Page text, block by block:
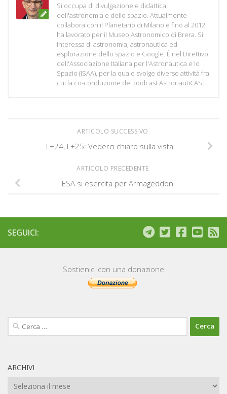
Si occupa di divulgazione e didattica
dell'astronomia e dello spazio. Attualmente
collabora con il Planetario di Milano e fino al 2012
ha lavorato per il Museo Astronomico di Brera. Si
interessa di astronomia, astronautica ed
esplorazione dello spazio e Google. È nel Direttivo
dell'Associazione Italiana per l'Astronautica e lo
Spazio (ISAA), per la quale svolge diverse attività fra
cui la co-conduzione del podcast AstronautiCAST.
ARTICOLO SUCCESSIVO
L+24, L+25: Vederci chiaro sulla vista
ARTICOLO PRECEDENTE
ESA si esercita per Armageddon
SEGUICI:
Sostienici con una donazione
Ricerca
per:
ARCHIVI
Archivi